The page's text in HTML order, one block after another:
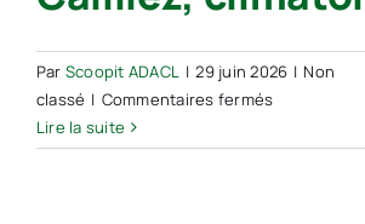
Par Scoopit ADACL | 29 juin 2026 | Non
classé | Commentaires ferméssur
zones
Lire la suite